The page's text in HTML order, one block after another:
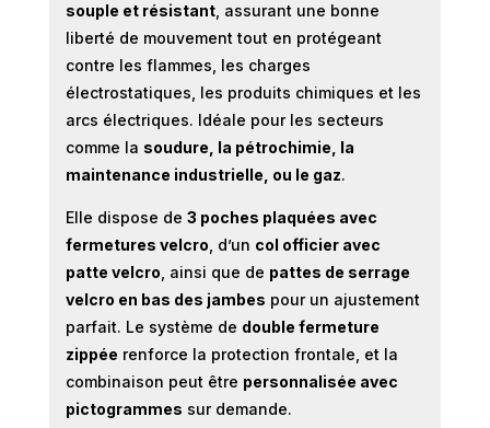
souple et résistant, assurant une bonne
liberté de mouvement tout en protégeant
contre les flammes, les charges
électrostatiques, les produits chimiques et les
arcs électriques. Idéale pour les secteurs
comme la soudure, la pétrochimie, la
maintenance industrielle, ou le gaz.
Elle dispose de 3 poches plaquées avec
fermetures velcro , d’un col officier avec
patte velcro , ainsi que de pattes de serrage
velcro en bas des jambes pour un ajustement
parfait. Le système de double fermeture
zippée renforce la protection frontale, et la
combinaison peut être personnalisée avec
pictogrammes sur demande.